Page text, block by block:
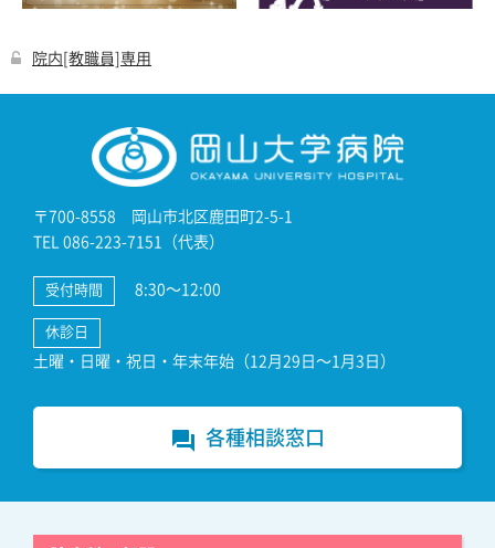
院内[教職員]専用
〒700-8558 岡山市北区鹿田町2-5-1
TEL 086-223-7151（代表）
受付時間 8:30～12:00
休診日
土曜・日曜・祝日・年末年始（12月29日～1月3日）
forum 各種相談窓口